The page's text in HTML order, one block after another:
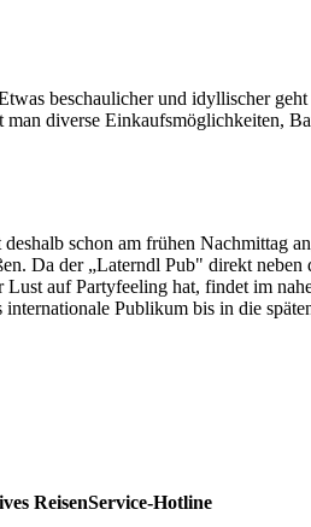
beschaulicher und idyllischer
diverse Einkaufsmöglichkeiten,
schon am frühen Nachmittag
Da der „Laterndl Pub" direkt
auf Partyfeeling hat, findet im
Publikum bis in die
ReisenService-Hotline